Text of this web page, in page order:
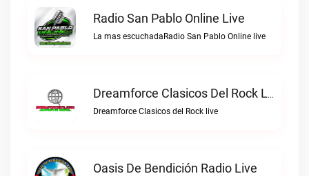
Radio San Pablo Online Live
La mas escuchadaRadio San Pablo Online live
Dreamforce Clasicos Del Rock Live
Dreamforce Clasicos del Rock live
Oasis De Bendición Radio Live